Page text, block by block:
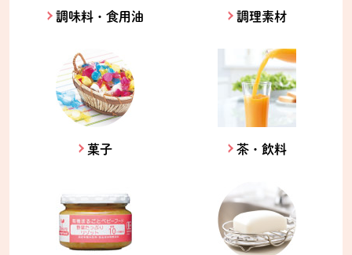
調味料・食用油 調理素材
菓子 茶・飲料